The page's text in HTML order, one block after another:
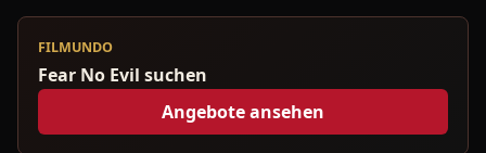
FILMUNDO
Fear No Evil suchen
Angebote ansehen